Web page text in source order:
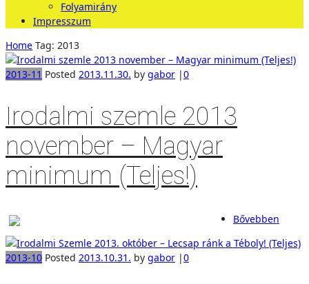
Folyamirány
Impresszum
Home Tag: 2013
2013-11 Posted 2013.11.30. by gabor |0
Irodalmi szemle 2013
november – Magyar
minimum (Teljes!)
Bővebben
2013-10 Posted 2013.10.31. by gabor |0